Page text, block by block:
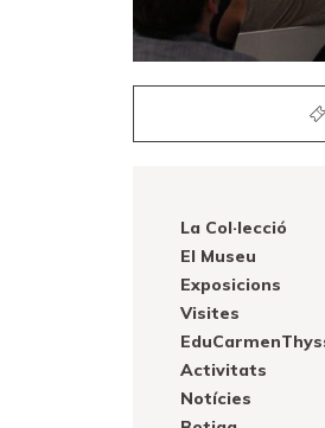
La Col·lecció
El Museu
Exposicions
Visites
Activitats
Notícies
Patrocinadors
Localització